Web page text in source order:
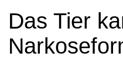
Das Tier